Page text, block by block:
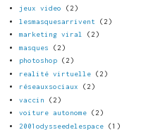
jeux video
(2)
lesmasquesarrivent
(2)
marketing viral
(2)
masques
(2)
photoshop
(2)
realité virtuelle
(2)
réseauxsociaux
(2)
vaccin
(2)
voiture autonome
(2)
2001odysseedelespace
(1)